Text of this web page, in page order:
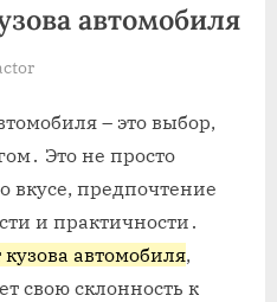
автомобиля
– это выбор,
Это не просто
вкусе, предпочтение
и практичности․
автомобиля,
свою склонность к